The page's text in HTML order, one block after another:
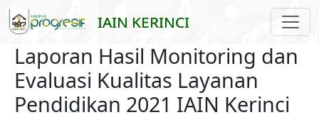
Skip to main content
IAIN KERINCI
Laporan Hasil Monitoring dan
Evaluasi Kualitas Layanan
Pendidikan 2021 IAIN Kerinci